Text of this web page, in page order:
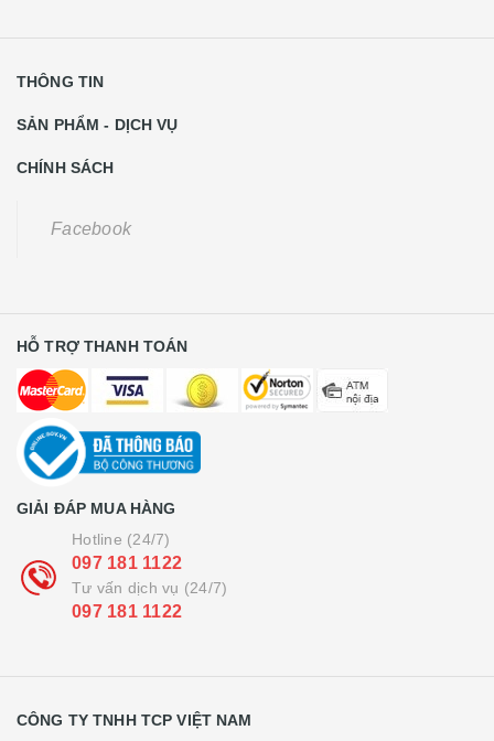
THÔNG TIN
SẢN PHẨM - DỊCH VỤ
CHÍNH SÁCH
Facebook
HỖ TRỢ THANH TOÁN
GIẢI ĐÁP MUA HÀNG
Hotline (24/7)
097 181 1122
Tư vấn dịch vụ (24/7)
097 181 1122
CÔNG TY TNHH TCP VIỆT NAM